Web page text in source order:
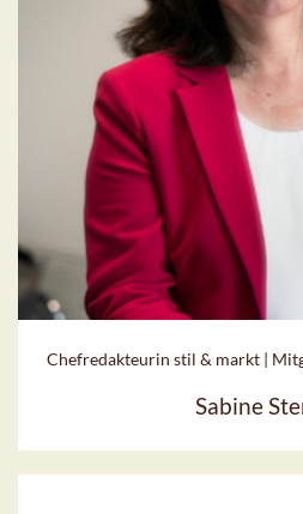
Chefredakteurin stil & markt |
Sabine